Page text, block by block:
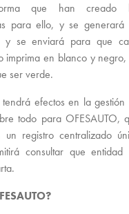
que han creado
para ello, y se generará
y se enviará para que
imprima en blanco y
ser verde.
tendrá efectos en la gestión
todo para OFESAUTO,
un registro centralizado
consultar que entidad